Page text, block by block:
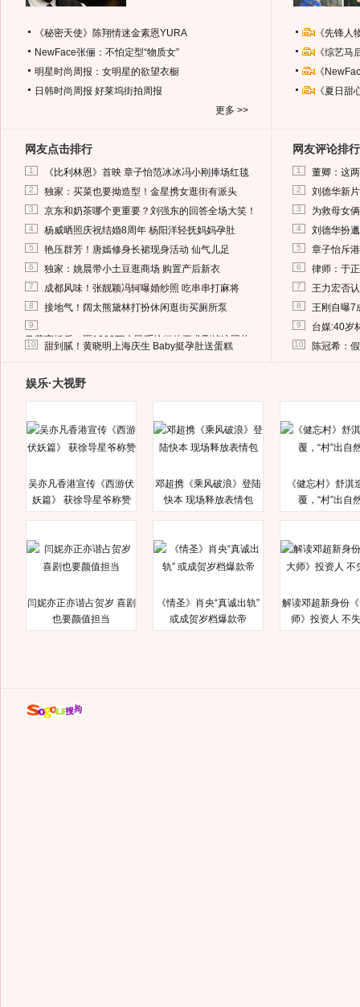
《秘密天使》陈翔情迷金素恩YURA
NewFace张俪：不怕定型“物质女”
明星时尚周报：女明星的欲望衣橱
日韩时尚周报 好莱坞街拍周报
更多 >>
《先锋
《综艺
《
《夏日
网友点击排行
1 《比利林恩》首映 章子怡范冰冰冯小刚捧场红毯
2 独家：买菜也要拗造型！金星携女逛街有派头
3 京东和奶茶哪个更重要？刘强东的回答全场大笑！
4 杨威晒照庆祝结婚8周年 杨阳洋轻抚妈妈孕肚
5 艳压群芳！唐嫣修身长裙现身活动 仙气儿足
6 独家：姚晨带小土豆逛商场 购置产后新衣
7 成都风味！张靓颖冯轲曝婚纱照 吃串串打麻将
8 接地气！阔太熊黛林打扮休闲逛街买厕所泵
9
马蓉离婚后，砸1000万人民币给媒体要求删掉这照片
10 甜到腻！黄晓明上海庆生 Baby挺孕肚送蛋糕
网友评论排行
1 董卿：这
2 刘德华新
3 为救母女
4 刘德华扮
5 章子怡斥
6 律师：于
7 王力宏否
8 王刚自曝7
9 台媒:40岁
10 陈冠希：
娱乐·大视野
吴亦凡香港宣传《西游伏
妖篇》 获徐导星爷称赞
邓超携《乘风破浪》登陆
快本 现场释放表情包
《健忘村》舒淇
覆，“村”出自
闫妮亦正亦谐占贺岁 喜剧
也要颜值担当
《情圣》肖央“真诚出轨”
或成贺岁档爆款帝
解读邓超新身份
师》投资人 不